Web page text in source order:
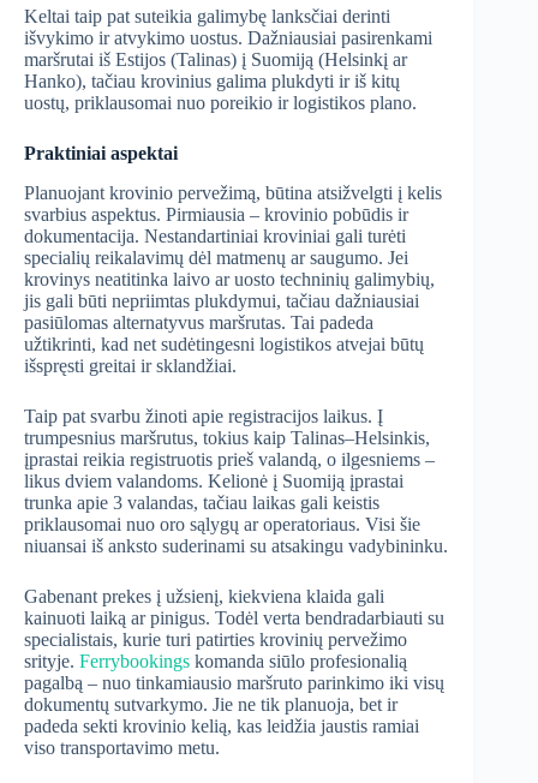
Keltai taip pat suteikia galimybę lanksčiai derinti
išvykimo ir atvykimo uostus. Dažniausiai pasirenkami
maršrutai iš Estijos (Talinas) į Suomiją (Helsinkį ar
Hanko), tačiau krovinius galima plukdyti ir iš kitų
uostų, priklausomai nuo poreikio ir logistikos plano.
Praktiniai aspektai
Planuojant krovinio pervežimą, būtina atsižvelgti į kelis
svarbius aspektus. Pirmiausia – krovinio pobūdis ir
dokumentacija. Nestandartiniai kroviniai gali turėti
specialių reikalavimų dėl matmenų ar saugumo. Jei
krovinys neatitinka laivo ar uosto techninių galimybių,
jis gali būti nepriimtas plukdymui, tačiau dažniausiai
pasiūlomas alternatyvus maršrutas. Tai padeda
užtikrinti, kad net sudėtingesni logistikos atvejai būtų
išspręsti greitai ir sklandžiai.
Taip pat svarbu žinoti apie registracijos laikus. Į
trumpesnius maršrutus, tokius kaip Talinas–Helsinkis,
įprastai reikia registruotis prieš valandą, o ilgesniems –
likus dviem valandoms. Kelionė į Suomiją įprastai
trunka apie 3 valandas, tačiau laikas gali keistis
priklausomai nuo oro sąlygų ar operatoriaus. Visi šie
niuansai iš anksto suderinami su atsakingu vadybininku.
Gabenant prekes į užsienį, kiekviena klaida gali
kainuoti laiką ar pinigus. Todėl verta bendradarbiauti su
specialistais, kurie turi patirties krovinių pervežimo
srityje. Ferrybookings komanda siūlo profesionalią
pagalbą – nuo tinkamiausio maršruto parinkimo iki visų
dokumentų sutvarkymo. Jie ne tik planuoja, bet ir
padeda sekti krovinio kelią, kas leidžia jaustis ramiai
viso transportavimo metu.